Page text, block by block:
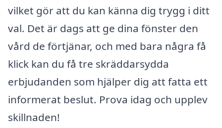
vilket gör att du kan känna dig trygg i ditt
val. Det är dags att ge dina fönster den
vård de förtjänar, och med bara några få
klick kan du få tre skräddarsydda
erbjudanden som hjälper dig att fatta ett
informerat beslut. Prova idag och upplev
skillnaden!